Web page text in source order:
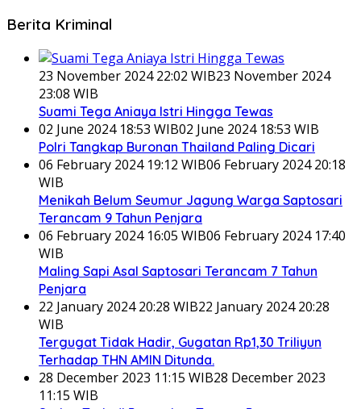
Berita Kriminal
23 November 2024 22:02 WIB23 November 2024
23:08 WIB
Suami Tega Aniaya Istri Hingga Tewas
02 June 2024 18:53 WIB02 June 2024 18:53 WIB
Polri Tangkap Buronan Thailand Paling Dicari
06 February 2024 19:12 WIB06 February 2024 20:18
WIB
Menikah Belum Seumur Jagung Warga Saptosari
Terancam 9 Tahun Penjara
06 February 2024 16:05 WIB06 February 2024 17:40
WIB
Maling Sapi Asal Saptosari Terancam 7 Tahun
Penjara
22 January 2024 20:28 WIB22 January 2024 20:28
WIB
Tergugat Tidak Hadir, Gugatan Rp1,30 Triliyun
Terhadap THN AMIN Ditunda.
28 December 2023 11:15 WIB28 December 2023
11:15 WIB